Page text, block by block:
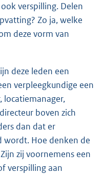
verspilling. Delen
Zo ja, welke
deze vorm van
deze leden een
verpleegkundige een
locatiemanager,
boven zich
dan dat er
wordt. Hoe denken de
zij voornemens een
verspilling aan